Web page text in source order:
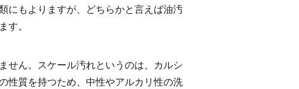
にもよりますが、どちらかと言えば油汚
。
せん。スケール汚れというのは、カルシ
性質を持つため、中性やアルカリ性の洗